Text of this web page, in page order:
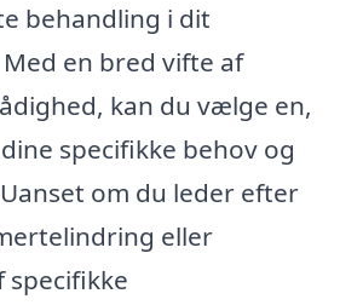
behandling i dit
en bred vifte af
kan du vælge en,
specifikke behov og
om du leder efter
eller
specifikke